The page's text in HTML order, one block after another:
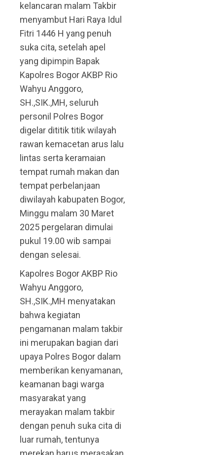
kelancaran malam Takbir
menyambut Hari Raya Idul
Fitri 1446 H yang penuh
suka cita, setelah apel
yang dipimpin Bapak
Kapolres Bogor AKBP Rio
Wahyu Anggoro,
SH.,SIK.,MH, seluruh
personil Polres Bogor
digelar dititik titik wilayah
rawan kemacetan arus lalu
lintas serta keramaian
tempat rumah makan dan
tempat perbelanjaan
diwilayah kabupaten Bogor,
Minggu malam 30 Maret
2025 pergelaran dimulai
pukul 19.00 wib sampai
dengan selesai.
Kapolres Bogor AKBP Rio
Wahyu Anggoro,
SH.,SIK.,MH menyatakan
bahwa kegiatan
pengamanan malam takbir
ini merupakan bagian dari
upaya Polres Bogor dalam
memberikan kenyamanan,
keamanan bagi warga
masyarakat yang
merayakan malam takbir
dengan penuh suka cita di
luar rumah, tentunya